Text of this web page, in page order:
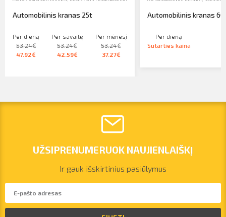
vilnius@arsenalrent.com
Automobilinis kranas 25t
Per dieną
53.24€
47.92€
Per savaitę
53.24€
42.59€
Per mėnesį
53.24€
37.27€
Automobilinis kranas
Per dieną
Sutarties kaina
UŽSIPRENUMERUOK NAUJIENLAIŠKĮ
Ir gauk išskirtinius pasiūlymus